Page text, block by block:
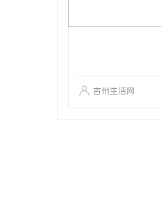
吉州生活网